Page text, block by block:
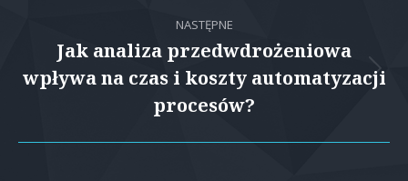
NASTĘPNE
Następny
wpis:
Jak analiza przedwdrożeniowa
wpływa na czas i koszty automatyzacji
procesów?